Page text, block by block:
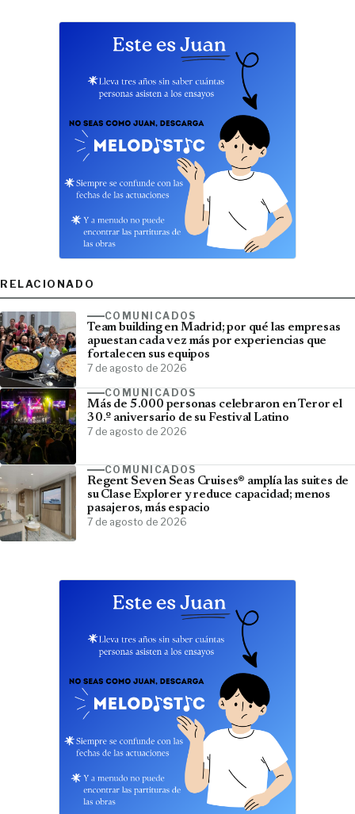
RELACIONADO
COMUNICADOS
Team building en Madrid; por qué las empresas
apuestan cada vez más por experiencias que
fortalecen sus equipos
7 de agosto de 2026
COMUNICADOS
Más de 5.000 personas celebraron en Teror el
30.º aniversario de su Festival Latino
7 de agosto de 2026
COMUNICADOS
Regent Seven Seas Cruises® amplía las suites de
su Clase Explorer y reduce capacidad; menos
pasajeros, más espacio
7 de agosto de 2026